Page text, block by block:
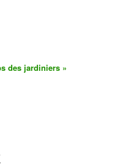
des jardiniers »